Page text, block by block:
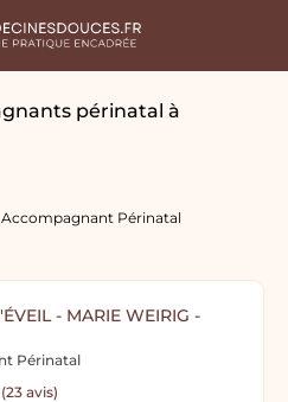
périnatal à
Accompagnant Périnatal
- MARIE WEIRIG -
Périnatal
avis)